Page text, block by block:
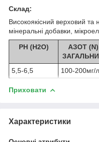
Склад:
Високоякісний верховий та
мінеральні добавки,
РН (Н2О)
АЗОТ (N)
5,5-6,5
100-200мг/л
Приховати
Характеристики